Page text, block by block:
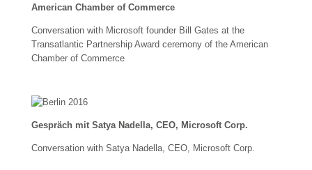
American Chamber of Commerce
Conversation with Microsoft founder Bill Gates at the
Transatlantic Partnership Award ceremony of the American
Chamber of Commerce
Gespräch mit Satya Nadella, CEO, Microsoft Corp.
Conversation with Satya Nadella, CEO, Microsoft Corp.